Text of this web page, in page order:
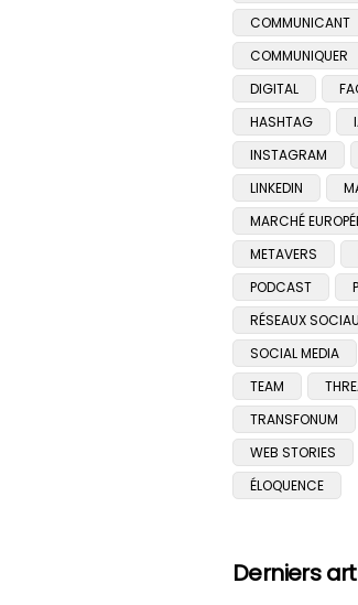
COMMUNICANT
COMMUNIQUER
DIGITAL
HASHTAG
INSTAGRAM
LINKEDIN
MARCHÉ
METAVERS
PODCAST
RÉSEAUX
SOCIAL MEDIA
TEAM
TRANSFONUM
WEB STORIES
ÉLOQUENCE
Derniers